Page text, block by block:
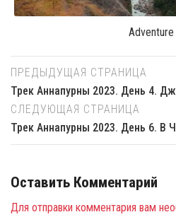
Adventure
ПРЕДЫДУЩАЯ СТРАНИЦА
Трек Аннапурны 2023. День 4.
СЛЕДУЮЩАЯ СТРАНИЦА
Трек Аннапурны 2023. День 6. В
Оставить Комментарий
Для отправки комментария вам